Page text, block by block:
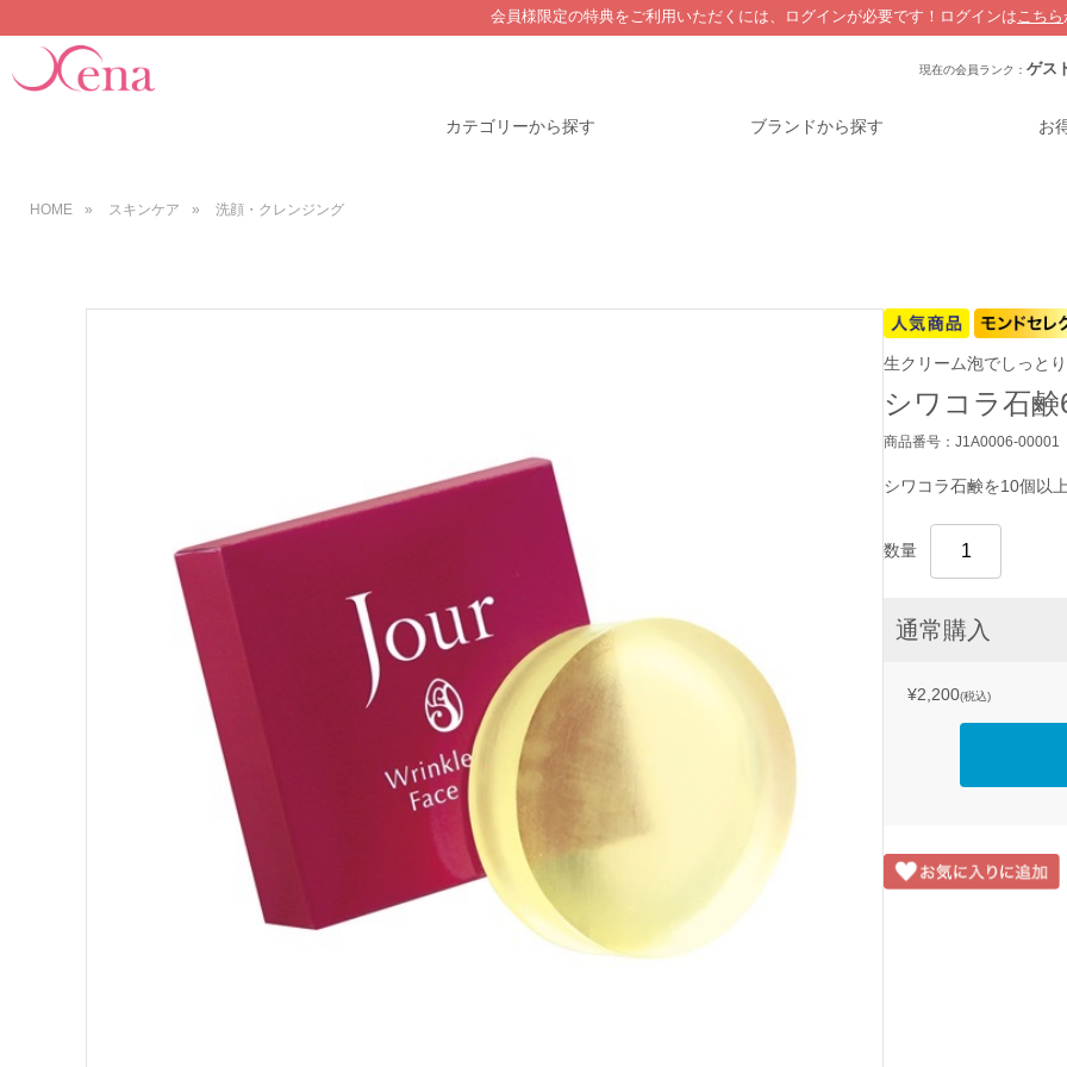
会員様限定の特典をご利用いただくには、ログインが必要です！ ログインはこちら
現在の会員ランク： ゲス
カテゴリーから探す ブランドから探す お
HOME » スキンケア » 洗顔・クレンジング
生クリーム泡でしっと
シワコラ石鹸
商品番号：J1A0006-00001
シワコラ石鹸を10個以
数量
通常購入
¥2,200(税込)